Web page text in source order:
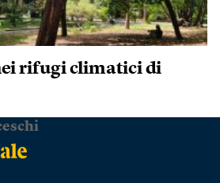
rifugi climatici di